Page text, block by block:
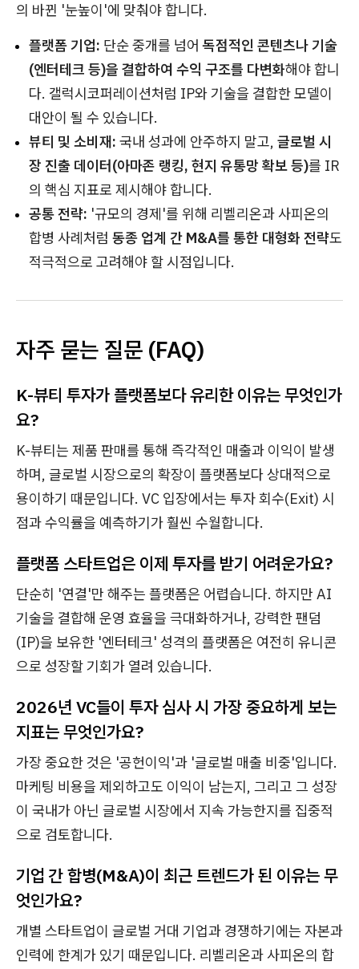
의 바뀐 '눈높이'에 맞춰야 합니다.
플랫폼 기업: 단순 중개를 넘어독점적인 콘텐츠나 기술
(엔터테크 등)을 결합하여 수익 구조를 다변화해야 합니
다. 갤럭시코퍼레이션처럼 IP와 기술을 결합한 모델이
대안이 될 수 있습니다.
뷰티 및 소비재: 국내 성과에 안주하지 말고, 글로벌 시
장 진출 데이터(아마존 랭킹, 현지 유통망 확보 등)를 IR
의 핵심 지표로 제시해야 합니다.
공통 전략: '규모의 경제'를 위해 리벨리온과 사피온의
합병 사례처럼 동종 업계 간 M&A를 통한 대형화 전략도
적극적으로 고려해야 할 시점입니다.
자주 묻는 질문 (FAQ)
K-뷰티 투자가 플랫폼보다 유리한 이유는 무엇인가
요?
K-뷰티는 제품 판매를 통해 즉각적인 매출과 이익이 발생
하며, 글로벌 시장으로의 확장이 플랫폼보다 상대적으로
용이하기 때문입니다. VC 입장에서는 투자 회수(Exit) 시
점과 수익률을 예측하기가 훨씬 수월합니다.
플랫폼 스타트업은 이제 투자를 받기 어려운가요?
단순히 '연결'만 해주는 플랫폼은 어렵습니다. 하지만 AI
기술을 결합해 운영 효율을 극대화하거나, 강력한 팬덤
(IP)을 보유한 '엔터테크' 성격의 플랫폼은 여전히 유니콘
으로 성장할 기회가 열려 있습니다.
2026년 VC들이 투자 심사 시 가장 중요하게 보는
지표는 무엇인가요?
가장 중요한 것은 '공헌이익'과 '글로벌 매출 비중'입니다.
마케팅 비용을 제외하고도 이익이 남는지, 그리고 그 성장
이 국내가 아닌 글로벌 시장에서 지속 가능한지를 집중적
으로 검토합니다.
기업 간 합병(M&A)이 최근 트렌드가 된 이유는 무
엇인가요?
개별 스타트업이 글로벌 거대 기업과 경쟁하기에는 자본과
인력에 한계가 있기 때문입니다. 리벨리온과 사피온의 합